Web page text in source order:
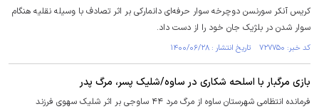
کریس آنکر سورنسن دوچرخه سوار حرفه‌ای دانمارکی بر اثر تصادف با وسیله نقلیه هنگام
سوار شدن در بلژیک جان خود را از دست داد.
کد خبر: ۷۲۷۷۵۰ تاریخ انتشار : ۱۴۰۰/۰۶/۲۸
بازی مرگبار با اسلحه شکاری در ساوه/شلیک پسر، مرگ پدر
فرمانده انتظامی شهرستان ساوه از مرگ مرد ۴۴ ساوجی بر اثر شلیک سهوی فرزند